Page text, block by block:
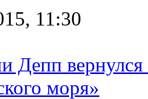
11:30
Депп
моря»